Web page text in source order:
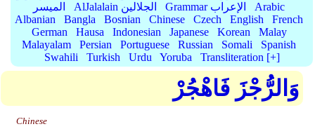
الميسر
AlJalalain الجلالين Grammar الإعراب
Arabic
Albanian
Bangla Bosnian Chinese Czech English
French
German
Hausa Indonesian Japanese Korean
Malay
Malayalam
Persian Portuguese Russian Somali
Spanish
Swahili
Turkish Urdu Yoruba Transliteration [+]
وَالرُّجْزَ فَاهْجُرْ
Chinese